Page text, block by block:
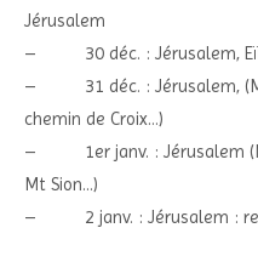
Jérusalem
– 30 déc. : Jérusalem, Eïn
– 31 déc. : Jérusalem,
chemin de Croix…)
– 1er janv. : Jérusalem
Mt Sion…)
– 2 janv. : Jérusalem :